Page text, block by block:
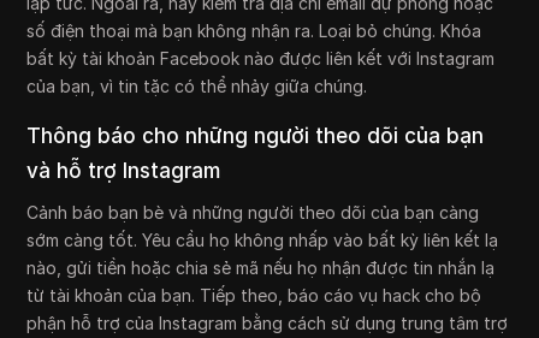
số điện thoại mà bạn không nhận ra. Loại bỏ chúng. Khóa
bất kỳ tài khoản Facebook nào được liên kết với Instagram
của bạn, vì tin tặc có thể nhảy giữa chúng.
Thông báo cho những người theo dõi của bạn
và hỗ trợ Instagram
Cảnh báo bạn bè và những người theo dõi của bạn càng
sớm càng tốt. Yêu cầu họ không nhấp vào bất kỳ liên kết lạ
nào, gửi tiền hoặc chia sẻ mã nếu họ nhận được tin nhắn lạ
từ tài khoản của bạn. Tiếp theo, báo cáo vụ hack cho bộ
phận hỗ trợ của Instagram bằng cách sử dụng trung tâm trợ